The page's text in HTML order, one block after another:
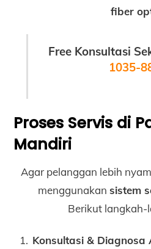
fiber
Free Konsultasi
1035-
Proses Servis di
Mandiri
Agar pelanggan lebih
menggunakan sistem
Berikut langkah-
Konsultasi & Diagnosa